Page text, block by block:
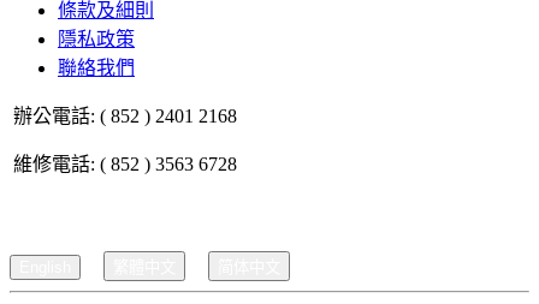
條款及細則
隱私政策
聯絡我們
辦公電話: ( 852 ) 2401 2168
維修電話: ( 852 ) 3563 6728